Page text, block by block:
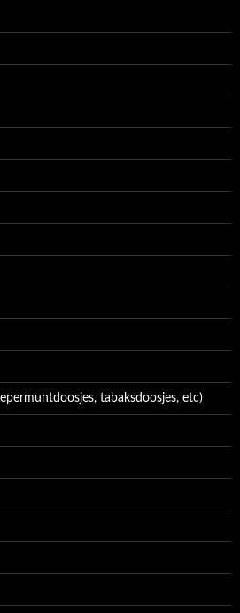
tabaksdoosjes, etc)